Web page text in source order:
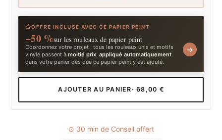
OFFRE INCLUSE AVEC CE PAPIER PEINT
−50 %sur les rouleaux de papier peint
Coordonnez votre projet : tous les rouleaux unis et motifs
vinyle passent àmoitié prix,appliqué automatiquement
dans votre panier dès que ce papier peint y est ajouté.
→
AJOUTER AU PANIER · 68,00 €
⊙ 30 min de Conseil offert